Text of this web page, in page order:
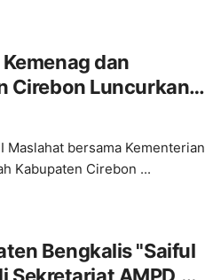
dan
Cirebon Luncurkan
Maslahat bersama Kementerian
Kabupaten Cirebon ...
Bengkalis "Saiful